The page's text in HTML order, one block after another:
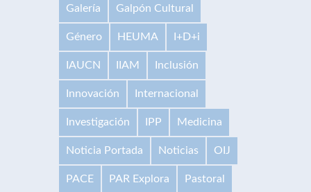
Galería Galpón Cultural
Género HEUMA I+D+i
IAUCN IIAM Inclusión
Innovación Internacional
Investigación IPP Medicina
Noticia Portada Noticias OIJ
PACE PAR Explora Pastoral